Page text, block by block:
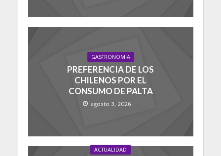
GASTRONOMIA
PREFERENCIA DE LOS
CHILENOS POR EL
CONSUMO DE PALTA
agosto 3, 2026
ACTUALIDAD